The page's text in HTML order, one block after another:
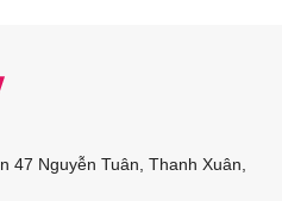
47 Nguyễn Tuân, Thanh Xuân,